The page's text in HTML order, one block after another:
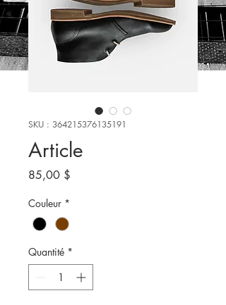
SKU : 364215376135191
Article
85,00 $
Couleur *
Quantité *